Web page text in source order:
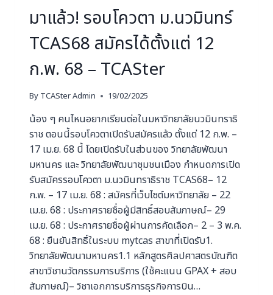
มาแล้ว! รอบโควตา ม.นวมินทร์
TCAS68 สมัครได้ตั้งแต่ 12
ก.พ. 68 – TCASter
By TCASter Admin 19/02/2025
น้อง ๆ คนไหนอยากเรียนต่อในมหาวิทยาลัยนวมินทราธิ
ราช ตอนนี้รอบโควตาเปิดรับสมัครแล้ว ตั้งแต่ 12 ก.พ. –
17 เม.ย. 68 นี้ โดยเปิดรับในส่วนของ วิทยาลัยพัฒนา
มหานคร และ วิทยาลัยพัฒนาชุมชนเมือง กำหนดการเปิด
รับสมัครรอบโควตา ม.นวมินทราธิราช TCAS68– 12
ก.พ. – 17 เม.ย. 68 : สมัครที่เว็บไซต์มหาวิทยาลัย – 22
เม.ย. 68 : ประกาศรายชื่อผู้มีสิทธิ์สอบสัมภาษณ์– 29
เม.ย. 68 : ประกาศรายชื่อผู้ผ่านการคัดเลือก– 2 – 3 พ.ค.
68 : ยืนยันสิทธิ์ในระบบ mytcas สาขาที่เปิดรับ1.
วิทยาลัยพัฒนามหานคร1.1 หลักสูตรศิลปศาสตรบัณฑิต
สาขาวิชานวัตกรรมการบริการ (ใช้คะแนน GPAX + สอบ
สัมภาษณ์)– วิชาเอกการบริการธุรกิจการบิน…